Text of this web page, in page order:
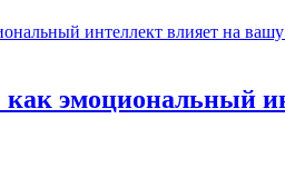
эмоциональный